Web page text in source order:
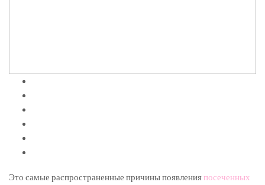
Это самые распространенные причины появленияпосеченных